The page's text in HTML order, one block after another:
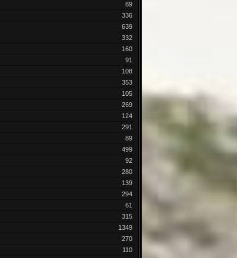
89
336
639
332
160
91
108
353
105
269
124
291
89
499
92
280
139
294
61
315
1349
270
110